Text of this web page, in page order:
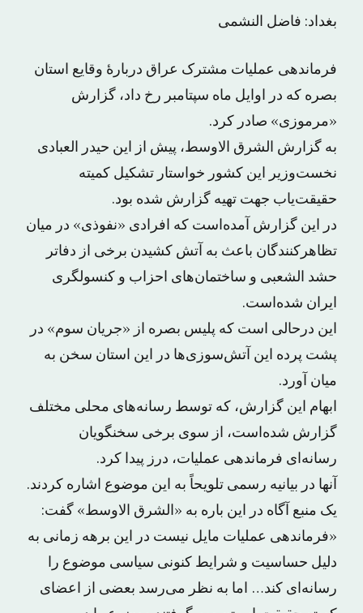
بغداد: فاضل النشمی
فرماندهی عملیات مشترک عراق دربارهٔ وقایع استان
بصره که در اوایل ماه سپتامبر رخ داد، گزارش
«مرموزی» صادر کرد.
به گزارش الشرق الاوسط، پیش از این حیدر العبادی
نخست‌وزیر این کشور خواستار تشکیل کمیته
حقیقت‌یاب جهت تهیه گزارش شده بود.
در این گزارش آمده‌است که افرادی «نفوذی» در میان
تظاهرکنندگان باعث به آتش کشیدن برخی از دفاتر
حشد الشعبی و ساختمان‌های احزاب و کنسولگری
ایران شده‌است.
این درحالی است که پلیس بصره از «جریان سوم» در
پشت پرده این آتش‌سوزی‌ها در این استان سخن به
میان آورد.
ابهام این گزارش، که توسط رسانه‌های محلی مختلف
گزارش شده‌است، از سوی برخی سخنگویان
رسانه‌ای فرماندهی عملیات، درز پیدا کرد.
آنها در بیانیه رسمی تلویحاً به این موضوع اشاره کردند.
یک منبع آگاه در این باره به «الشرق الاوسط» گفت:
«فرماندهی عملیات مایل نیست در این برهه زمانی به
دلیل حساسیت و شرایط کنونی سیاسی موضوع را
رسانه‌ای کند… اما به نظر می‌رسد بعضی از اعضای